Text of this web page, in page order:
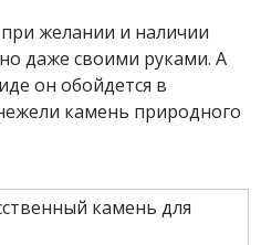
желании и наличии
даже своими руками. А
он обойдется в
камень природного